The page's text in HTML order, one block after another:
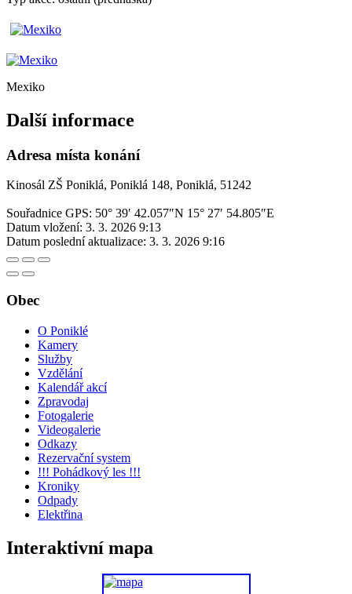
Mexiko
Další informace
Adresa místa konání
Kinosál ZŠ Poniklá, Poniklá 148, Poniklá, 51242
Souřadnice GPS: 50° 39′ 42.057″N 15° 27′ 54.805″E
Datum vložení: 3. 3. 2026 9:13
Datum poslední aktualizace: 3. 3. 2026 9:16
Obec
O Poniklé
Kamery
Služby
Vzdělání
Kalendář akcí
Zpravodaj
Fotogalerie
Videogalerie
Odkazy
Rezervační system
!!! Pohádkový les !!!
Kroniky
Odpady
Elektřina
Interaktivní mapa